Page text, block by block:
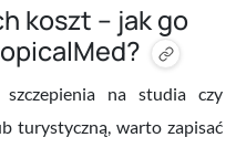
koszt – jak go
szczepienia na studia czy
turystyczną, warto zapisać